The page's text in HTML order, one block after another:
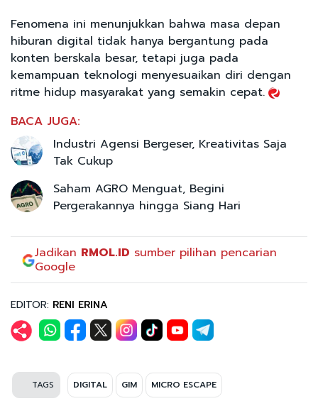
Fenomena ini menunjukkan bahwa masa depan
hiburan digital tidak hanya bergantung pada
konten berskala besar, tetapi juga pada
kemampuan teknologi menyesuaikan diri dengan
ritme hidup masyarakat yang semakin cepat.
BACA JUGA:
Industri Agensi Bergeser, Kreativitas Saja
Tak Cukup
Saham AGRO Menguat, Begini
Pergerakannya hingga Siang Hari
Jadikan RMOL.ID sumber pilihan pencarian
Google
EDITOR: RENI ERINA
TAGS DIGITAL GIM MICRO ESCAPE